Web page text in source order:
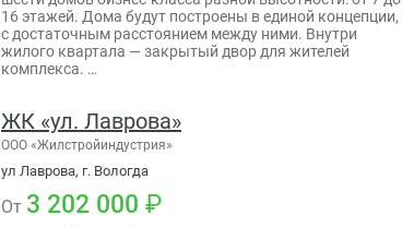
16 этажей. Дома будут построены в единой концепции,
с достаточным расстоянием между ними. Внутри
жилого квартала — закрытый двор для жителей
комплекса. …
ЖК «ул. Лаврова»
ООО «Жилстройиндустрия»
ул Лаврова, г. Вологда
От 3 202 000